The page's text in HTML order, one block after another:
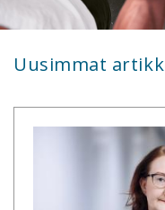
Uusimmat